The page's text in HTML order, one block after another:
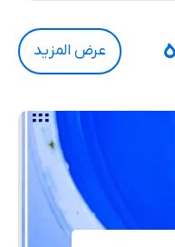
عرض المزيد